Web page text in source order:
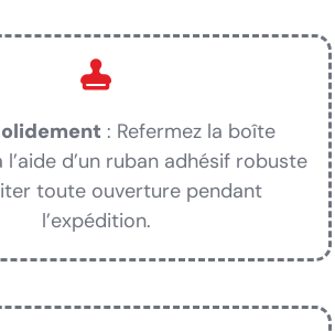
: Refermez la boîte
d’un ruban adhésif robuste
toute ouverture pendant
l’expédition.